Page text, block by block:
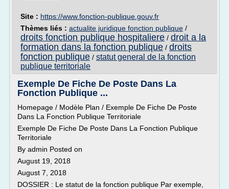
Site : https://www.fonction-publique.gouv.fr
Thèmes liés : actualite juridique fonction publique /
droits fonction publique hospitaliere / droit a la
formation dans la fonction publique / droits
fonction publique / statut general de la fonction
publique territoriale
Exemple De Fiche De Poste Dans La
Fonction Publique ...
Homepage / Modèle Plan / Exemple De Fiche De Poste
Dans La Fonction Publique Territoriale
Exemple De Fiche De Poste Dans La Fonction Publique
Territoriale
By admin Posted on
August 19, 2018
August 7, 2018
DOSSIER : Le statut de la fonction publique Par exemple,